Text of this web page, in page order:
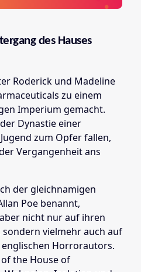
des Hauses
Roderick und Madeline
zu einem
Imperium gemacht.
Dynastie einer
zum Opfer fallen,
Vergangenheit ans
der gleichnamigen
Poe benannt,
nicht nur auf ihren
vielmehr auch auf
Horrorautors.
the House of